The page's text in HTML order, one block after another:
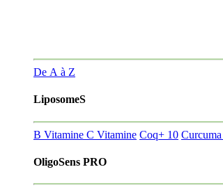
De A à Z
LiposomeS
B Vitamine C Vitamine Coq+ 10
OligoSens PRO